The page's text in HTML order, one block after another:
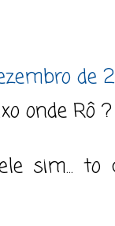
de
onde Rô
sim... to